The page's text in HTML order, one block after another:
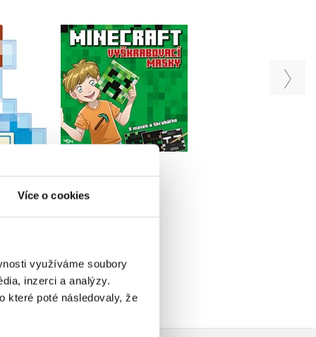
Více o cookies
využíváme soubory
inzerci a analýzy.
které poté následovaly, že
369 Kč
Vyškrabovací masky:
Minecraft
Daniele Sapuppo
Michaela Bystrá
Radvanová